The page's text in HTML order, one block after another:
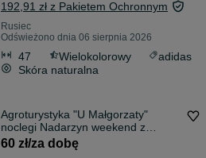
192,91 zł z Pakietem Ochronnym
Rusiec
Odświeżono dnia 06 sierpnia 2026
47 Wielokolorowy
adidas
Skóra naturalna
Agroturystyka "U Małgorzaty"
noclegi Nadarzyn weekend z
dziećmi dzieci
60 zł/za dobę